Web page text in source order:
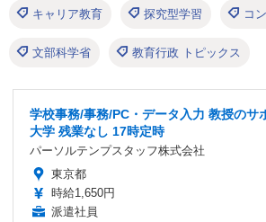
キャリア教育 探究型学習 コ
文部科学省 教育行政 トピックス
学校事務/事務/PC・データ入力 教授のサ
大学 残業なし 17時定時
パーソルテンプスタッフ株式会社
東京都
時給1,650円
派遣社員